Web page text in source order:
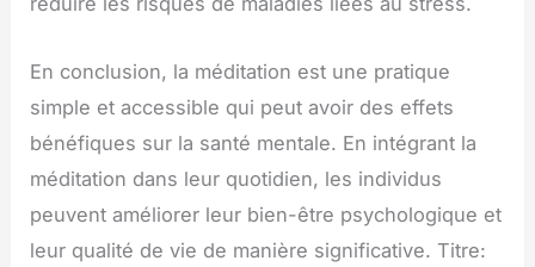
En conclusion, la méditation est une pratique
simple et accessible qui peut avoir des effets
bénéfiques sur la santé mentale. En intégrant la
méditation dans leur quotidien, les individus
peuvent améliorer leur bien-être psychologique et
leur qualité de vie de manière significative. Titre: